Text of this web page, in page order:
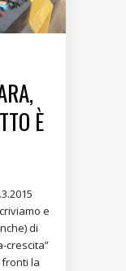
È
e
di
crescita”
la